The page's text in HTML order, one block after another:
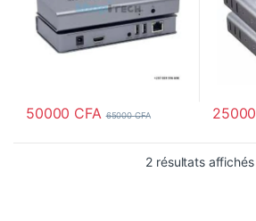
50000 CFA 65000CFA 25000
2 résultats affichés